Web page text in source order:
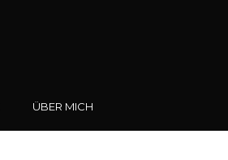
ÜBER MICH